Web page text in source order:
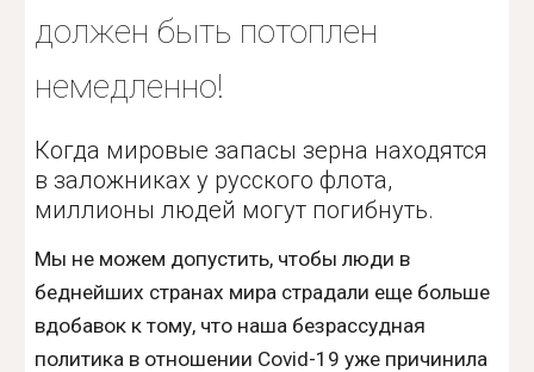
должен быть потоплен
немедленно!
Когда мировые запасы зерна находятся
в заложниках у русского флота,
миллионы людей могут погибнуть.
Мы не можем допустить, чтобы люди в
беднейших странах мира страдали еще больше
вдобавок к тому, что наша безрассудная
политика в отношении Covid-19 уже причинила